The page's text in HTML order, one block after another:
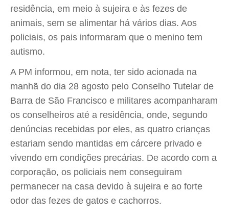
residência, em meio à sujeira e às fezes de
animais, sem se alimentar há vários dias. Aos
policiais, os pais informaram que o menino tem
autismo.
A PM informou, em nota, ter sido acionada na
manhã do dia 28 agosto pelo Conselho Tutelar de
Barra de São Francisco e militares acompanharam
os conselheiros até a residência, onde, segundo
denúncias recebidas por eles, as quatro crianças
estariam sendo mantidas em cárcere privado e
vivendo em condições precárias. De acordo com a
corporação, os policiais nem conseguiram
permanecer na casa devido à sujeira e ao forte
odor das fezes de gatos e cachorros.